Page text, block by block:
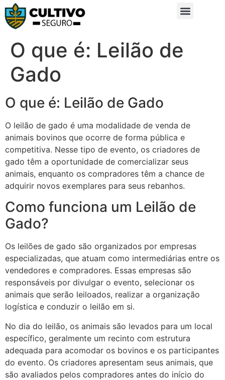
O que é: Leilão de
Gado
O que é: Leilão de Gado
O leilão de gado é uma modalidade de venda de
animais bovinos que ocorre de forma pública e
competitiva. Nesse tipo de evento, os criadores de
gado têm a oportunidade de comercializar seus
animais, enquanto os compradores têm a chance de
adquirir novos exemplares para seus rebanhos.
Como funciona um Leilão de
Gado?
Os leilões de gado são organizados por empresas
especializadas, que atuam como intermediárias entre os
vendedores e compradores. Essas empresas são
responsáveis por divulgar o evento, selecionar os
animais que serão leiloados, realizar a organização
logística e conduzir o leilão em si.
No dia do leilão, os animais são levados para um local
específico, geralmente um recinto com estrutura
adequada para acomodar os bovinos e os participantes
do evento. Os criadores apresentam seus animais, que
são avaliados pelos compradores antes do início do